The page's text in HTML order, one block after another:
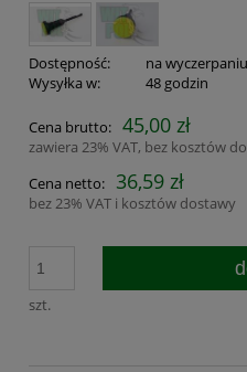
Dostępność:
na wyczerpaniu
Wysyłka w:
48 godzin
Cena brutto: 45,00 zł
zawiera 23% VAT, bez kosztów
Cena netto:
36,59 zł
bez 23% VAT i kosztów dostawy
szt.